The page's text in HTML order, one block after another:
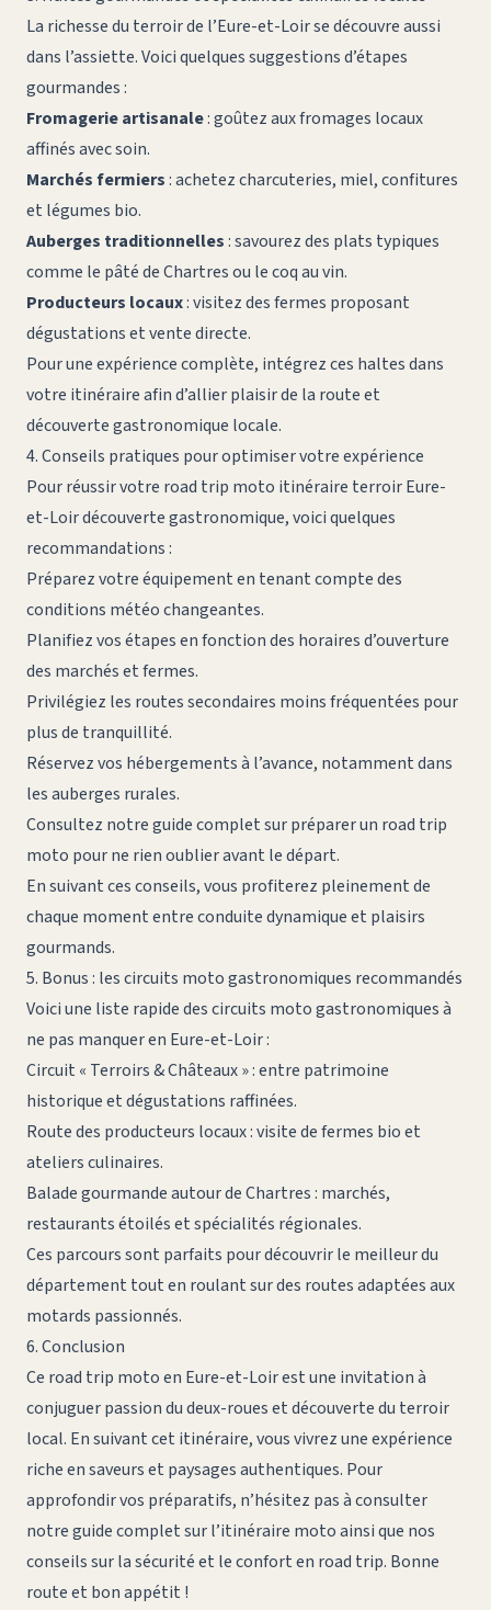
La richesse du terroir de l’Eure-et-Loir se découvre aussi
dans l’assiette. Voici quelques suggestions d’étapes
gourmandes :
Fromagerie artisanale: goûtez aux fromages locaux
affinés avec soin.
Marchés fermiers: achetez charcuteries, miel, confitures
et légumes bio.
Auberges traditionnelles: savourez des plats typiques
comme le pâté de Chartres ou le coq au vin.
Producteurs locaux: visitez des fermes proposant
dégustations et vente directe.
Pour une expérience complète, intégrez ces haltes dans
votre itinéraire afin d’allier plaisir de la route et
découverte gastronomique locale.
4. Conseils pratiques pour optimiser votre expérience
Pour réussir votre road trip moto itinéraire terroir Eure-
et-Loir découverte gastronomique, voici quelques
recommandations :
Préparez votre équipement en tenant compte des
conditions météo changeantes.
Planifiez vos étapes en fonction des horaires d’ouverture
des marchés et fermes.
Privilégiez les routes secondaires moins fréquentées pour
plus de tranquillité.
Réservez vos hébergements à l’avance, notamment dans
les auberges rurales.
Consultez notre guide complet surpréparer un road trip
moto pour ne rien oublier avant le départ.
En suivant ces conseils, vous profiterez pleinement de
chaque moment entre conduite dynamique et plaisirs
gourmands.
5. Bonus : les circuits moto gastronomiques recommandés
Voici une liste rapide des circuits moto gastronomiques à
ne pas manquer en Eure-et-Loir :
Circuit « Terroirs & Châteaux » : entre patrimoine
historique et dégustations raffinées.
Route des producteurs locaux : visite de fermes bio et
ateliers culinaires.
Balade gourmande autour de Chartres : marchés,
restaurants étoilés et spécialités régionales.
Ces parcours sont parfaits pour découvrir le meilleur du
département tout en roulant sur des routes adaptées aux
motards passionnés.
6. Conclusion
Ce road trip motoen Eure-et-Loir est une invitation à
conjuguer passion du deux-roues et découverte du terroir
local. En suivant cet itinéraire, vous vivrez une expérience
riche en saveurs et paysages authentiques. Pour
approfondir vos préparatifs, n’hésitez pas à consulter
notre guide complet surl’itinéraire motoainsi que nos
conseils surla sécurité et le confort en road trip. Bonne
route et bon appétit !